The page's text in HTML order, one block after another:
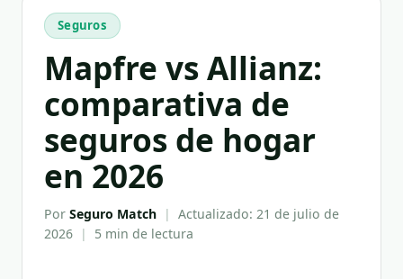
Seguros
Mapfre vs Allianz:
comparativa de
seguros de hogar
en 2026
Por Seguro Match | Actualizado: 21 de julio de
2026 | 5 min de lectura